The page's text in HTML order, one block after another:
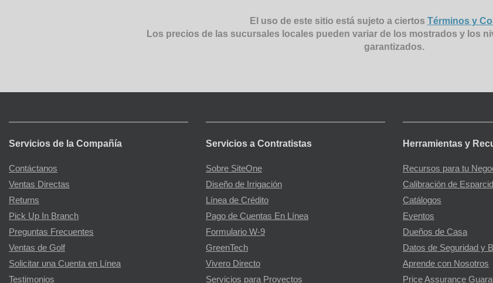
El uso de este sitio está sujeto a ciertos Términos y
Los precios de las sucursales locales pueden variar de los mostrados y los
garantizados.
Servicios de la Compañía
Contáctanos
Ventas Directas
Returns
Pick Up In Branch
Preguntas Frecuentes
Ventas de Golf
Solicitar una Cuenta en Línea
Testimonios
Servicios a Contratistas
Sobre SiteOne
Diseño de Irrigación
Línea de Crédito
Pago de Cuentas En Línea
Formulario W-9
GreenTech
Vivero Directo
Servicios para Proyectos
Herramientas y
Recursos para tu
Calibración de
Catálogos
Eventos
Dueños de Casa
Datos de Seguridad y
Aprende con Nosotros
Price Assurance